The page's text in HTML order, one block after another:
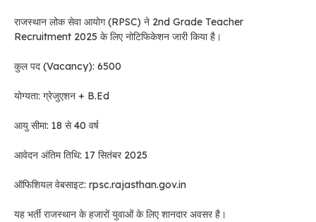
राजस्थान लोक सेवा आयोग (RPSC) ने 2nd Grade Teacher
Recruitment 2025 के लिए नोटिफिकेशन जारी किया है।
कुल पद (Vacancy): 6500
योग्यता: ग्रेजुएशन + B.Ed
आयु सीमा: 18 से 40 वर्ष
आवेदन अंतिम तिथि: 17 सितंबर 2025
ऑफिशियल वेबसाइट: rpsc.rajasthan.gov.in
यह भर्ती राजस्थान के हजारों युवाओं के लिए शानदार अवसर है।